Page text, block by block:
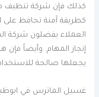
كذلك فإن شركة تنظيف
كطريقة آمنة تحافظ على
العملاء يفضلون شركة
إنجاز المهام. وأيضاً فإن
يجعلها صالحة للاستخدام
غسيل الماترس في